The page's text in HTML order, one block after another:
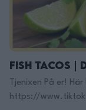
Fish Tacos |
Tjenixen På er!
https://